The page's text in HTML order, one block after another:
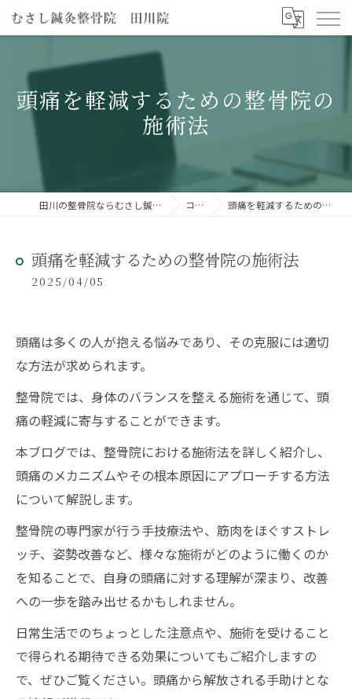
頭痛を軽減するための整骨院の
施術法
田川の整骨院ならむさし鍼灸整骨院 田川院 コラム 頭痛を軽減するための整骨院の施術法
頭痛を軽減するための整骨院の施術法
2025/04/05
頭痛は多くの人が抱える悩みであり、その克服には適切
な方法が求められます。
整骨院では、身体のバランスを整える施術を通じて、頭
痛の軽減に寄与することができます。
本ブログでは、整骨院における施術法を詳しく紹介し、
頭痛のメカニズムやその根本原因にアプローチする方法
について解説します。
整骨院の専門家が行う手技療法や、筋肉をほぐすストレ
ッチ、姿勢改善など、様々な施術がどのように働くのか
を知ることで、自身の頭痛に対する理解が深まり、改善
への一歩を踏み出せるかもしれません。
日常生活でのちょっとした注意点や、施術を受けること
で得られる期待できる効果についてもご紹介しますの
で、ぜひご覧ください。頭痛から解放される手助けとな